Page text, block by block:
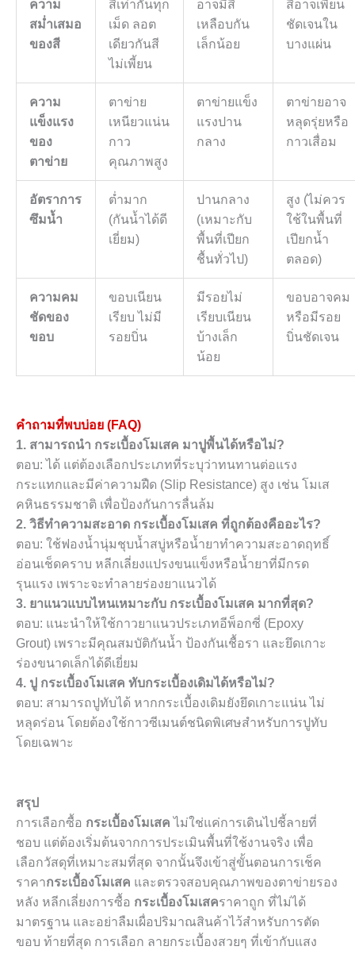
ความ
สม่ำเสมอ
ของสี
สีเท่ากันทุก
เม็ด ลอต
เดียวกันสี
ไม่เพี้ยน
อาจมีสี
เหลือบกัน
เล็กน้อย
สีอาจเพี้ยน
ชัดเจนใน
บางแผ่น
ความ
แข็งแรง
ของ
ตาข่าย
ตาข่าย
เหนียวแน่น
กาว
คุณภาพสูง
ตาข่ายแข็ง
แรงปาน
กลาง
ตาข่ายอาจ
หลุดรุ่ยหรือ
กาวเสื่อม
อัตราการ
ซึมน้ำ
ต่ำมาก
(กันน้ำได้ดี
เยี่ยม)
ปานกลาง
(เหมาะกับ
พื้นที่เปียก
ชื้นทั่วไป)
สูง (ไม่ควร
ใช้ในพื้นที่
เปียกน้ำ
ตลอด)
ความคม
ชัดของ
ขอบ
ขอบเนียน
เรียบ ไม่มี
รอยบิ่น
มีรอยไม่
เรียบเนียน
บ้างเล็ก
น้อย
ขอบอาจคม
หรือมีรอย
บิ่นชัดเจน
คำถามที่พบบ่อย (FAQ)
1. สามารถนำ กระเบื้องโมเสค มาปูพื้นได้หรือไม่?
ตอบ: ได้ แต่ต้องเลือกประเภทที่ระบุว่าทนทานต่อแรง
กระแทกและมีค่าความฝืด (Slip Resistance) สูง เช่น โมเส
คหินธรรมชาติ เพื่อป้องกันการลื่นล้ม
2. วิธีทำความสะอาด กระเบื้องโมเสค ที่ถูกต้องคืออะไร?
ตอบ: ใช้ฟองน้ำนุ่มชุบน้ำสบู่หรือน้ำยาทำความสะอาดฤทธิ์
อ่อนเช็ดคราบ หลีกเลี่ยงแปรงขนแข็งหรือน้ำยาที่มีกรด
รุนแรง เพราะจะทำลายร่องยาแนวได้
3. ยาแนวแบบไหนเหมาะกับ กระเบื้องโมเสค มากที่สุด?
ตอบ: แนะนำให้ใช้กาวยาแนวประเภทอีพ็อกซี่ (Epoxy
Grout) เพราะมีคุณสมบัติกันน้ำ ป้องกันเชื้อรา และยึดเกาะ
ร่องขนาดเล็กได้ดีเยี่ยม
4. ปู กระเบื้องโมเสค ทับกระเบื้องเดิมได้หรือไม่?
ตอบ: สามารถปูทับได้ หากกระเบื้องเดิมยังยึดเกาะแน่น ไม่
หลุดร่อน โดยต้องใช้กาวซีเมนต์ชนิดพิเศษสำหรับการปูทับ
โดยเฉพาะ
สรุป
การเลือกซื้อ กระเบื้องโมเสค ไม่ใช่แค่การเดินไปชี้ลายที่
ชอบ แต่ต้องเริ่มต้นจากการประเมินพื้นที่ใช้งานจริง เพื่อ
เลือกวัสดุที่เหมาะสมที่สุด จากนั้นจึงเข้าสู่ขั้นตอนการเช็ค
ราคากระเบื้องโมเสค และตรวจสอบคุณภาพของตาข่ายรอง
หลัง หลีกเลี่ยงการซื้อ กระเบื้องโมเสคราคาถูก ที่ไม่ได้
มาตรฐาน และอย่าลืมเผื่อปริมาณสินค้าไว้สำหรับการตัด
ขอบ ท้ายที่สุด การเลือก ลายกระเบื้องสวยๆ ที่เข้ากับแสง